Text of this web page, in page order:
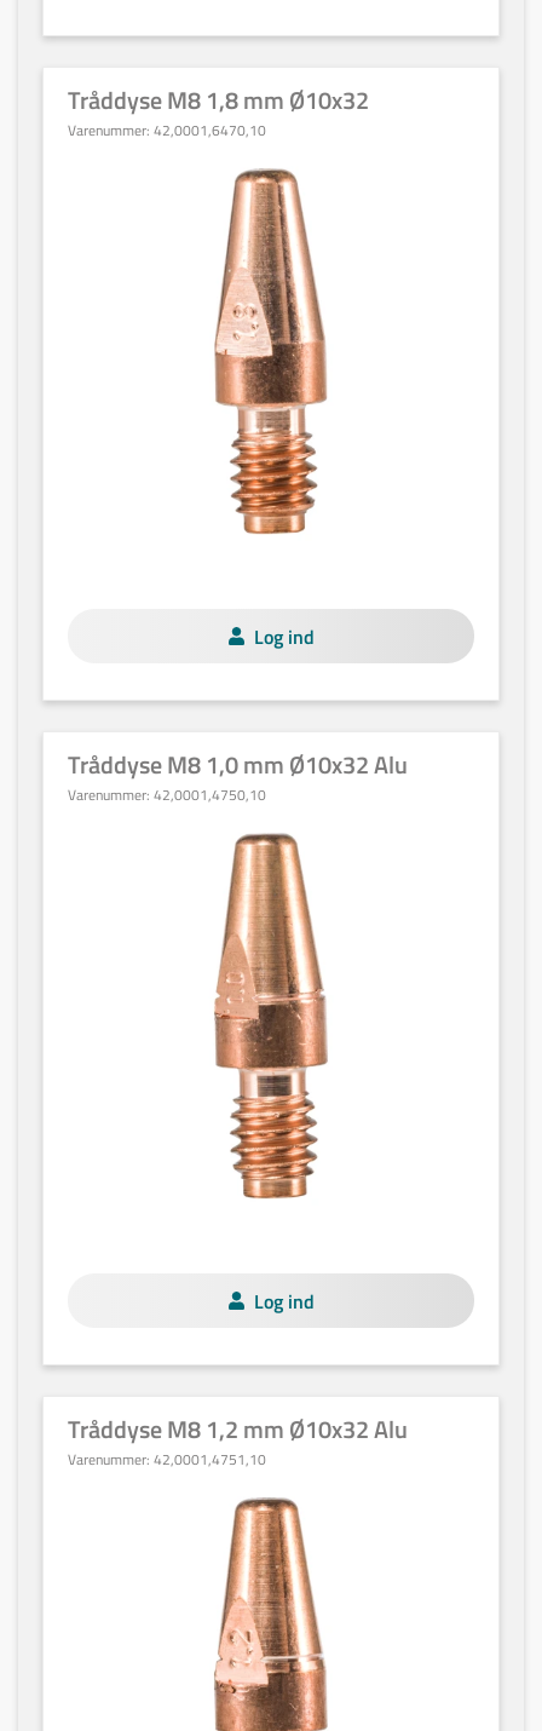
Tråddyse M8 1,8 mm Ø10x32
Varenummer: 42,0001,6470,10
Log ind
Tråddyse M8 1,0 mm Ø10x32 Alu
Varenummer: 42,0001,4750,10
Log ind
Tråddyse M8 1,2 mm Ø10x32 Alu
Varenummer: 42,0001,4751,10